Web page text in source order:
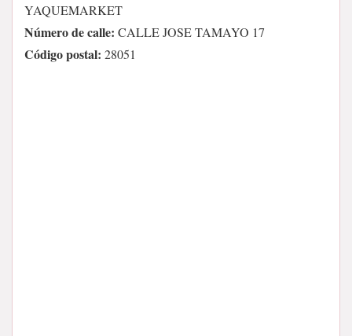
YAQUEMARKET
Número de calle: CALLE JOSE TAMAYO 17
Código postal: 28051